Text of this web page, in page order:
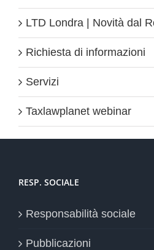
LTD Londra | Novità dal
Richiesta di informazioni
Servizi
Taxlawplanet webinar
RESP. SOCIALE
Responsabilità sociale
Pubblicazioni